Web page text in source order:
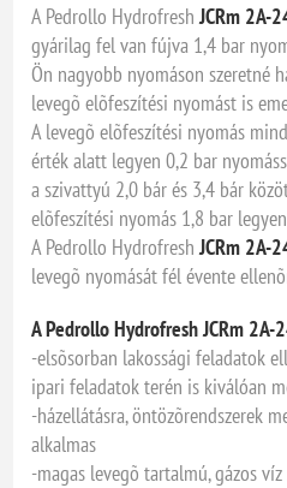
A Pedrollo HydrofreshJCRm 2A-
gyárilag fel van fújva 1,4 bar
Ön nagyobb nyomáson szeretné
levegõ elõfeszítési nyomást is
A levegõ elõfeszítési nyomás
érték alatt legyen 0,2 bar
a szivattyú 2,0 bár és 3,4 bár
elõfeszítési nyomás 1,8 bar
A Pedrollo HydrofreshJCRm 2A-
levegõ nyomását fél évente
A Pedrollo Hydrofresh JCRm
-elsõsorban lakossági feladatok
ipari feladatok terén is kiválóan
-házellátásra, öntözõrendszerek
alkalmas
-magas levegõ tartalmú, gázos